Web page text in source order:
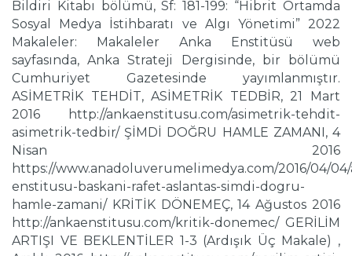
Bildiri Kitabı bölümü, Sf: 181-199: “Hibrit Ortamda
Sosyal Medya İstihbaratı ve Algı Yönetimi” 2022
Makaleler: Makaleler Anka Enstitüsü web
sayfasında, Anka Strateji Dergisinde, bir bölümü
Cumhuriyet Gazetesinde yayımlanmıştır.
ASİMETRİK TEHDİT, ASİMETRİK TEDBİR, 21 Mart
2016 http://ankaenstitusu.com/asimetrik-tehdit-
asimetrik-tedbir/ ŞİMDİ DOĞRU HAMLE ZAMANI, 4
Nisan 2016
https://www.anadoluverumelimedya.com/2016/04/
enstitusu-baskani-rafet-aslantas-simdi-dogru-
hamle-zamani/ KRİTİK DÖNEMEÇ, 14 Ağustos 2016
http://ankaenstitusu.com/kritik-donemec/ GERİLİM
ARTIŞI VE BEKLENTİLER 1-3 (Ardışık Üç Makale) ,